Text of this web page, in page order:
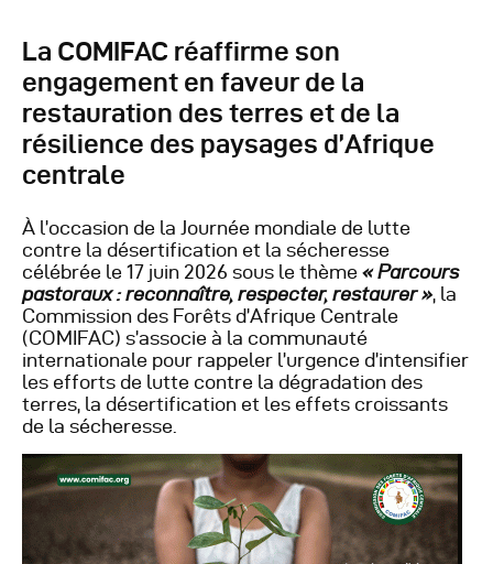
Réunions Réseaux
CEFDHAC
Autres Publications
La COMIFAC réaffirme son
engagement en faveur de la
restauration des terres et de la
résilience des paysages d’Afrique
centrale
À l’occasion de la Journée mondiale de lutte
contre la désertification et la sécheresse
célébrée le 17 juin 2026 sous le thème « Parcours
pastoraux : reconnaître, respecter, restaurer », la
Commission des Forêts d’Afrique Centrale
(COMIFAC) s’associe à la communauté
internationale pour rappeler l’urgence d’intensifier
les efforts de lutte contre la dégradation des
terres, la désertification et les effets croissants
de la sécheresse.